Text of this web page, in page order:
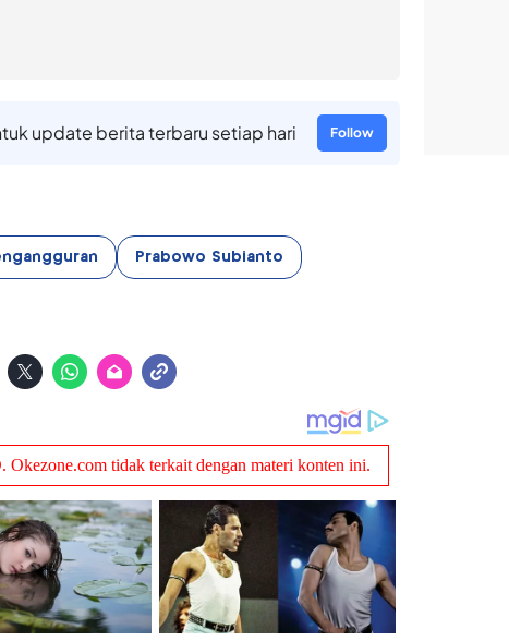
update berita terbaru setiap hari Follow
Prabowo Subianto